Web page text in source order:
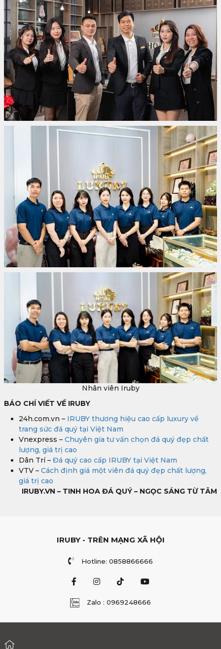
Nhân viên Iruby
BÁO CHÍ VIẾT VỀ IRUBY
24h.com.vn – IRUBY thương hiệu cao cấp luxury về
trang sức đá quý tại Việt Nam
Vnexpress – Chuyên gia tư vấn chọn đá quý đẹp chất
lượng, giá trị cao
Dân Trí – Đá quý cao cấp IRUBY tại Việt Nam
VTV – Cách định giá một viên đá quý đẹp chất lượng,
giá trị cao
IRUBY.VN – TINH HOA ĐÁ QUÝ – NGỌC SÁNG TỪ TÂM
IRUBY - TRÊN MẠNG XÃ HỘI
Hotline: 0858866666
Zalo : 0969248666